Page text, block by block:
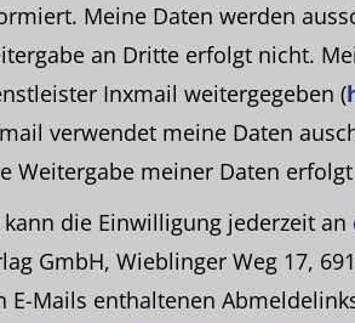
Meine Daten werden
an Dritte erfolgt nicht.
Inxmail weitergegeben (
verwendet meine Daten
Weitergabe meiner Daten
kann die Einwilligung jederzeit an
GmbH, Wieblinger Weg 17,
E-Mails enthaltenen